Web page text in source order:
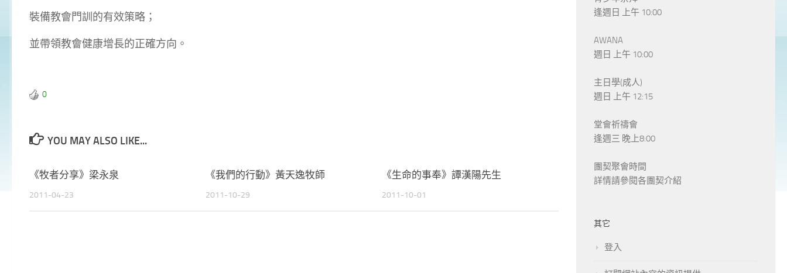
裝備教會門訓的有效策略；
並帶領教會健康增長的正確方向。
0
YOU MAY ALSO LIKE...
《牧者分享》梁永泉
2011-04-23
《我們的行動》黃天逸牧師
2011-10-29
《生命的事奉》譚漢陽先生
2011-10-01
逢週日 上午 10:00
AWANA
週日 上午 10:00
主日學(成人)
週日 上午 12:15
堂會祈禱會
逢週三 晚上8:00
團契聚會時間
詳情請參閱各團契介紹
其它
登入